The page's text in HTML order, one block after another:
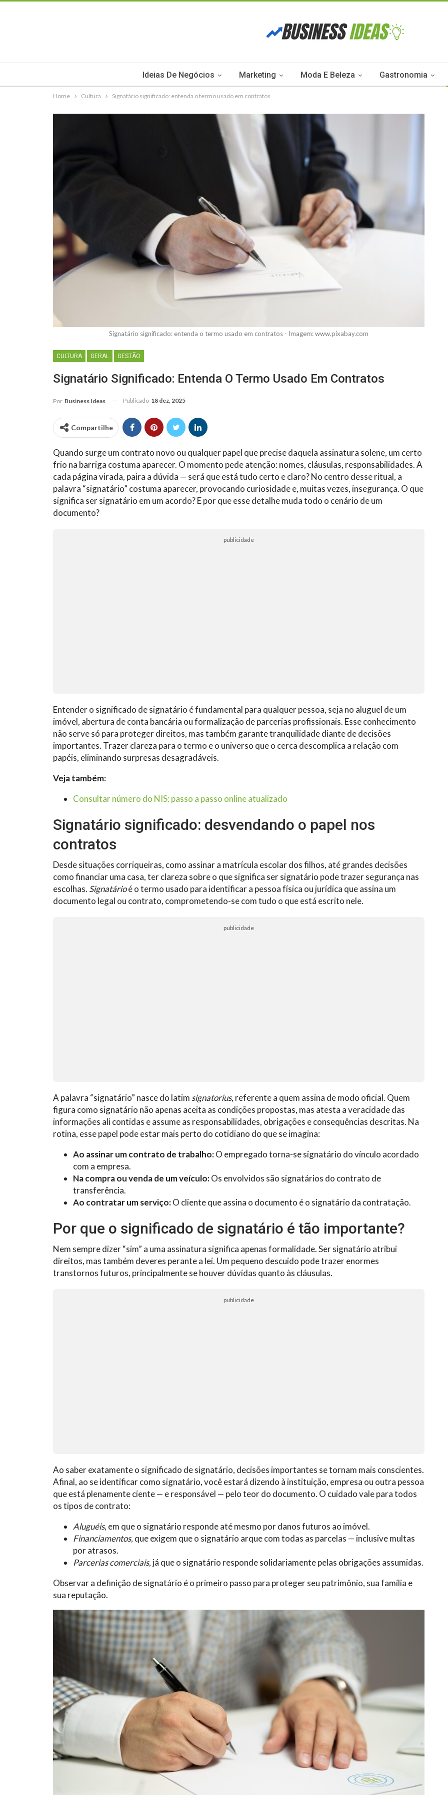
Ideias De Negócios Marketing Moda E Beleza Gastronomia
Home Cultura Signatário significado: entenda o termo usado em contratos
Signatário significado: entenda o termo usado em contratos - Imagem: www.pixabay.com
CULTURA GERAL GESTÃO
Signatário Significado: Entenda O Termo Usado Em Contratos
Por Business Ideas Publicado 18 dez, 2025
Compartilhe
Quando surge um contrato novo ou qualquer papel que precise daquela assinatura solene, um certo
frio na barriga costuma aparecer. O momento pede atenção: nomes, cláusulas, responsabilidades. A
cada página virada, paira a dúvida — será que está tudo certo e claro? No centro desse ritual, a
palavra “signatário” costuma aparecer, provocando curiosidade e, muitas vezes, insegurança. O que
significa ser signatário em um acordo? E por que esse detalhe muda todo o cenário de um
documento?
publicidade
Entender o significado de signatário é fundamental para qualquer pessoa, seja no aluguel de um
imóvel, abertura de conta bancária ou formalização de parcerias profissionais. Esse conhecimento
não serve só para proteger direitos, mas também garante tranquilidade diante de decisões
importantes. Trazer clareza para o termo e o universo que o cerca descomplica a relação com
papéis, eliminando surpresas desagradáveis.
Veja também:
Consultar número do NIS: passo a passo online atualizado
Signatário significado: desvendando o papel nos
contratos
Desde situações corriqueiras, como assinar a matrícula escolar dos filhos, até grandes decisões
como financiar uma casa, ter clareza sobre o que significa ser signatário pode trazer segurança nas
escolhas. Signatárioé o termo usado para identificar a pessoa física ou jurídica que assina um
documento legal ou contrato, comprometendo-se com tudo o que está escrito nele.
publicidade
A palavra “signatário” nasce do latim signatorius, referente a quem assina de modo oficial. Quem
figura como signatário não apenas aceita as condições propostas, mas atesta a veracidade das
informações ali contidas e assume as responsabilidades, obrigações e consequências descritas. Na
rotina, esse papel pode estar mais perto do cotidiano do que se imagina:
Ao assinar um contrato de trabalho:O empregado torna-se signatário do vínculo acordado
com a empresa.
Na compra ou venda de um veículo:Os envolvidos são signatários do contrato de
transferência.
Ao contratar um serviço:O cliente que assina o documento é o signatário da contratação.
Por que o significado de signatário é tão importante?
Nem sempre dizer “sim” a uma assinatura significa apenas formalidade. Ser signatário atribui
direitos, mas também deveres perante a lei. Um pequeno descuido pode trazer enormes
transtornos futuros, principalmente se houver dúvidas quanto às cláusulas.
publicidade
Ao saber exatamente o significado de signatário, decisões importantes se tornam mais conscientes.
Afinal, ao se identificar como signatário, você estará dizendo à instituição, empresa ou outra pessoa
que está plenamente ciente — e responsável — pelo teor do documento. O cuidado vale para todos
os tipos de contrato:
Aluguéis, em que o signatário responde até mesmo por danos futuros ao imóvel.
Financiamentos, que exigem que o signatário arque com todas as parcelas — inclusive multas
por atrasos.
Parcerias comerciais, já que o signatário responde solidariamente pelas obrigações assumidas.
Observar a definição de signatário é o primeiro passo para proteger seu patrimônio, sua família e
sua reputação.